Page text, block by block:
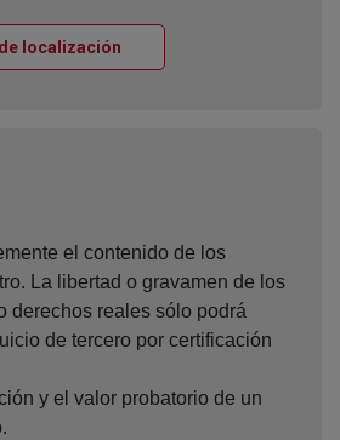
localización
el contenido de los
La libertad o gravamen de los
derechos reales sólo podrá
de tercero por certificación
y el valor probatorio de un